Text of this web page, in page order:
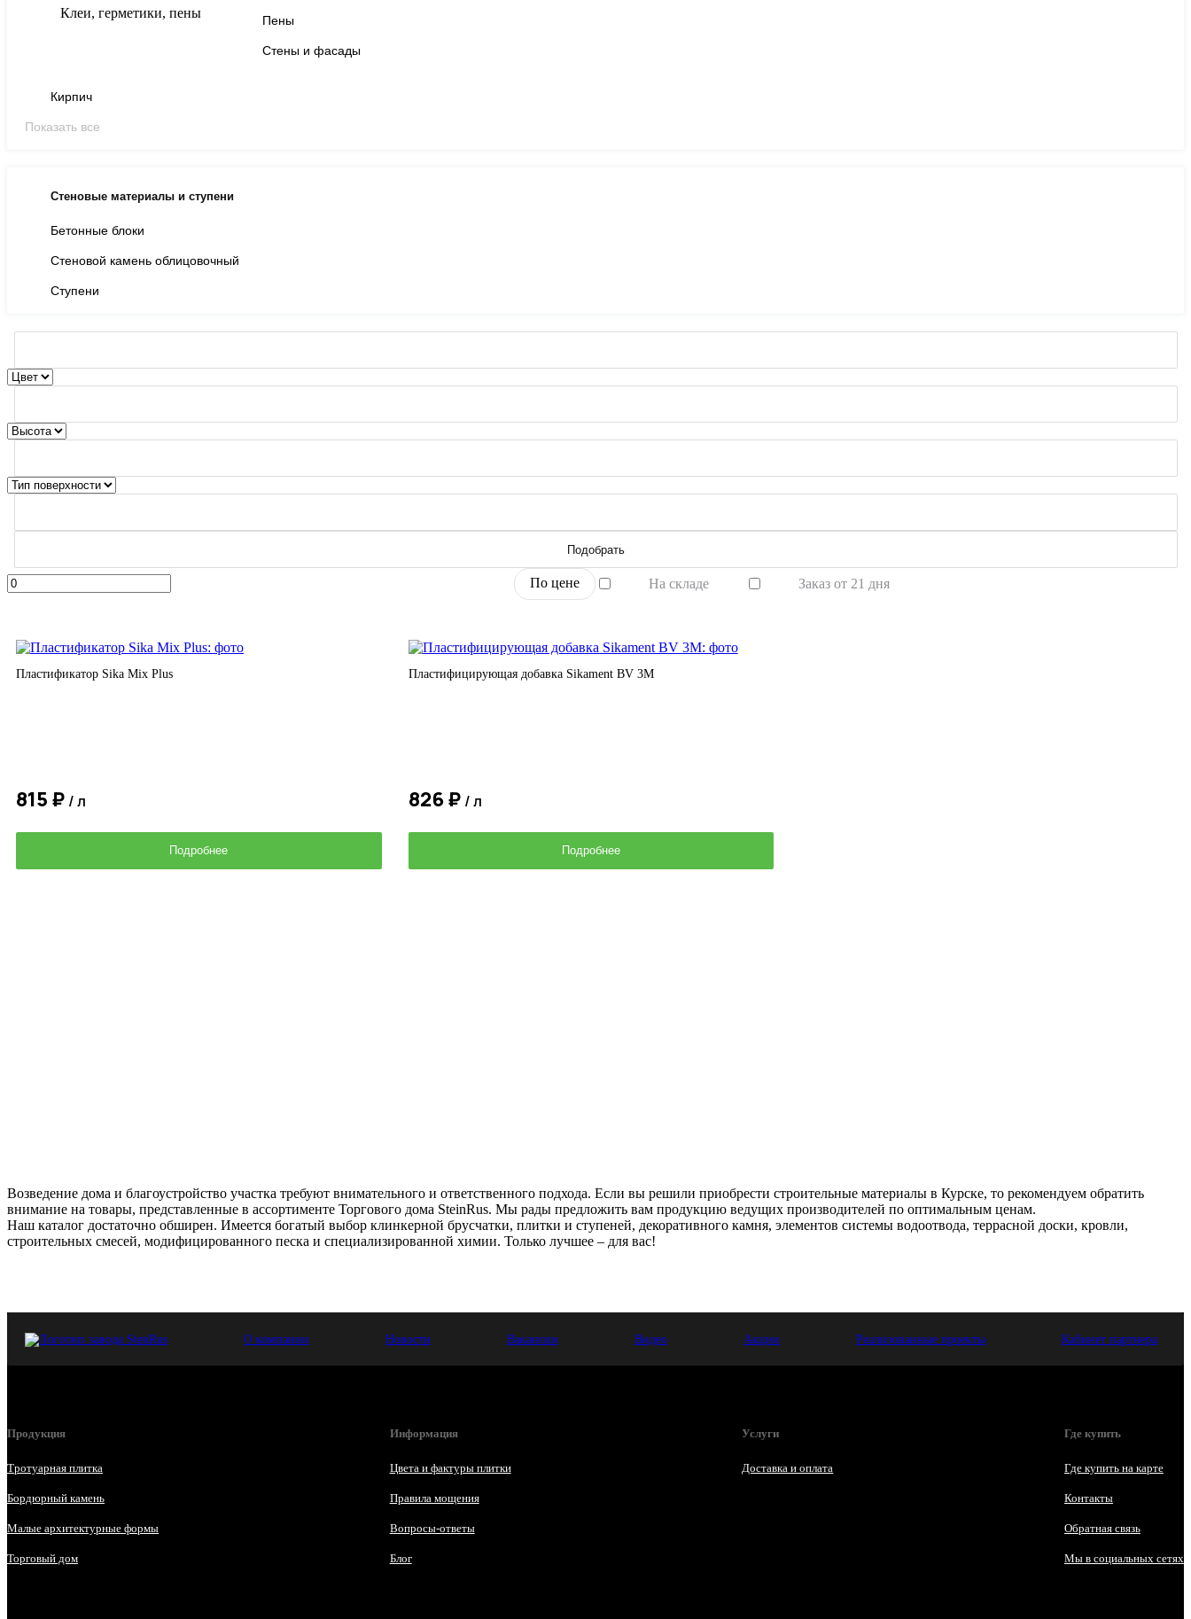
Клеи, герметики, пены Пены
Стены и фасады
Кирпич
Показать все
Стеновые материалы и ступени
Бетонные блоки
Стеновой камень облицовочный
Ступени
Подобрать
По цене На складе Заказ от 21 дня
Пластификатор Sika Mix Plus
815 ₽ / л
Подробнее
Пластифицирующая добавка Sikament BV 3M
826 ₽ / л
Подробнее
Возведение дома и благоустройство участка требуют внимательного и ответственного подхода. Если вы решили приобрести строительные материалы в Курске, то рекомендуем обратить
внимание на товары, представленные в ассортименте Торгового дома SteinRus. Мы рады предложить вам продукцию ведущих производителей по оптимальным ценам.
Наш каталог достаточно обширен. Имеется богатый выбор клинкерной брусчатки, плитки и ступеней, декоративного камня, элементов системы водоотвода, террасной доски, кровли,
строительных смесей, модифицированного песка и специализированной химии. Только лучшее – для вас!
О компании Новости Вакансии Видео Акции Реализованные проекты Кабинет партнера
Продукция
Тротуарная плитка
Бордюрный камень
Малые архитектурные формы
Торговый дом
Информация
Цвета и фактуры плитки
Правила мощения
Вопросы-ответы
Блог
Услуги
Доставка и оплата
Где купить
Где купить на карте
Контакты
Обратная связь
Мы в социальных сетях